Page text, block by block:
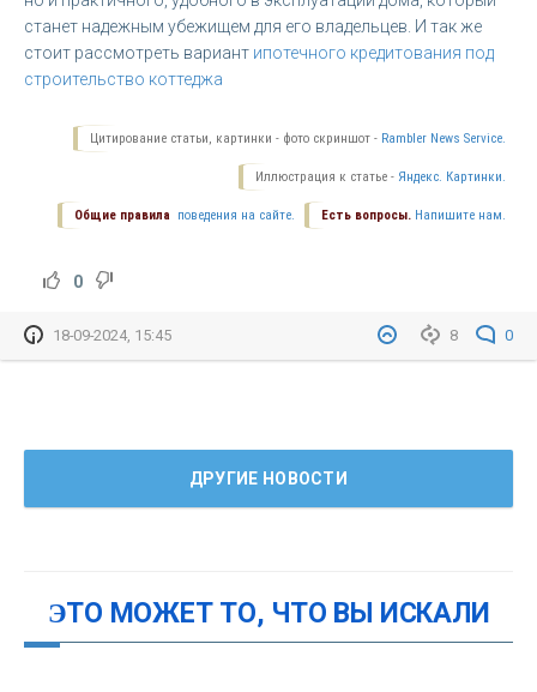
станет надежным убежищем для его владельцев. И так же
стоит рассмотреть вариант ипотечного кредитования под
строительство коттеджа
Цитирование статьи, картинки - фото скриншот - Rambler News Service.
Иллюстрация к статье - Яндекс. Картинки.
Есть вопросы. Напишите нам.
Общие правила поведения на сайте.
0
8 0
18-09-2024, 15:45
ДРУГИЕ НОВОСТИ
ЭТО МОЖЕТ ТО, ЧТО ВЫ ИСКАЛИ